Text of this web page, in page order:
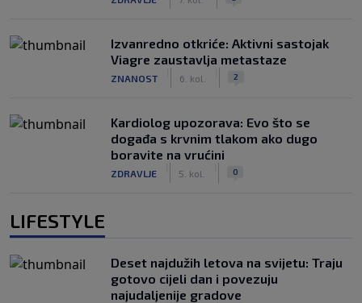
Izvanredno otkriće: Aktivni sastojak
Viagre zaustavlja metastaze
ZNANOST 6. kol. 2
Kardiolog upozorava: Evo što se
događa s krvnim tlakom ako dugo
boravite na vrućini
ZDRAVLJE 5. kol. 0
LIFESTYLE
Deset najdužih letova na svijetu: Traju
gotovo cijeli dan i povezuju
najudaljenije gradove